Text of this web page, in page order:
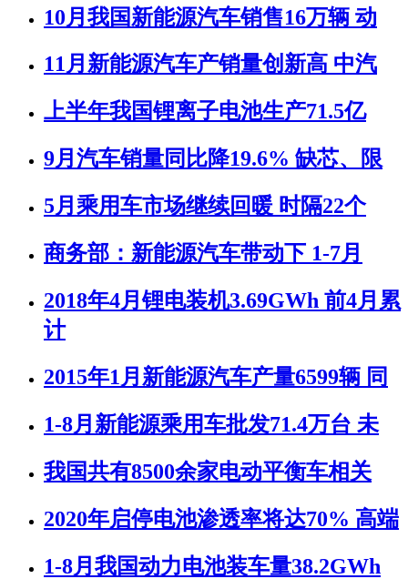
10月我国新能源汽车销售16万辆 动
11月新能源汽车产销量创新高 中汽
上半年我国锂离子电池生产71.5亿
9月汽车销量同比降19.6% 缺芯、限
5月乘用车市场继续回暖 时隔22个
商务部：新能源汽车带动下 1-7月
2018年4月锂电装机3.69GWh 前4月累
计
2015年1月新能源汽车产量6599辆 同
1-8月新能源乘用车批发71.4万台 未
我国共有8500余家电动平衡车相关
2020年启停电池渗透率将达70% 高端
1-8月我国动力电池装车量38.2GWh